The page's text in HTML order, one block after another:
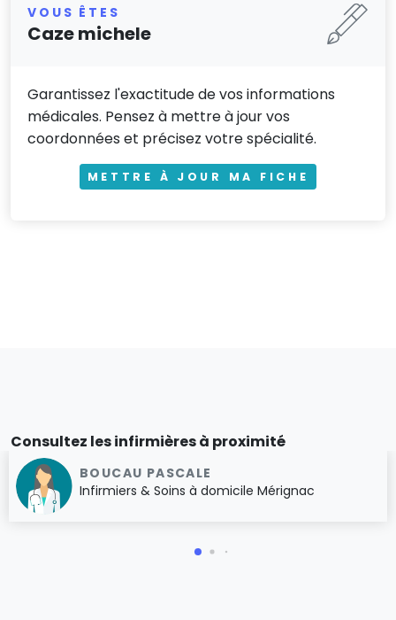
VOUS ÊTES
Caze michele
Garantissez l'exactitude de vos informations
médicales. Pensez à mettre à jour vos
coordonnées et précisez votre spécialité.
METTRE À JOUR MA FICHE
Consultez les infirmières à proximité
BOUCAU PASCALE
Infirmiers & Soins à domicile Mérignac